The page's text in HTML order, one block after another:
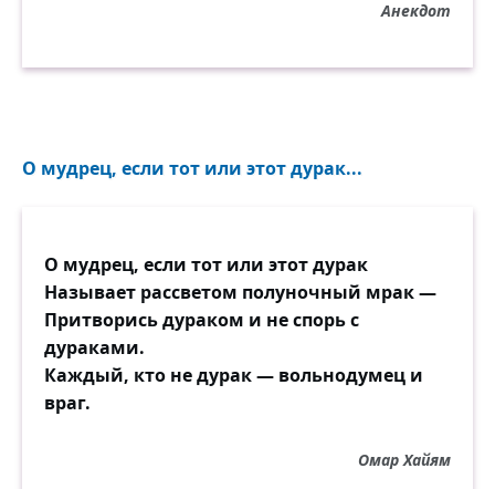
Анекдот
О мудрец, если тот или этот дурак...
О мудрец, если тот или этот дурак
Называет рассветом полуночный мрак —
Притворись дураком и не спорь с
дураками.
Каждый, кто не дурак — вольнодумец и
враг.
Омар Хайям